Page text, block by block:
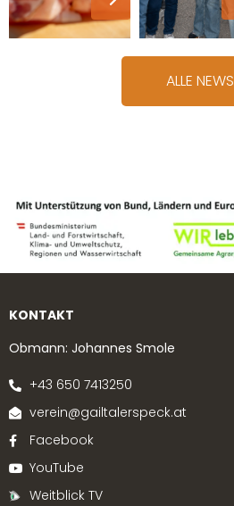
ALLE NEWS
KONTAKT
Obmann: Johannes Smole
+43 650 7413250
verein@gailtalerspeck.at
Facebook
YouTube
Weitblick TV